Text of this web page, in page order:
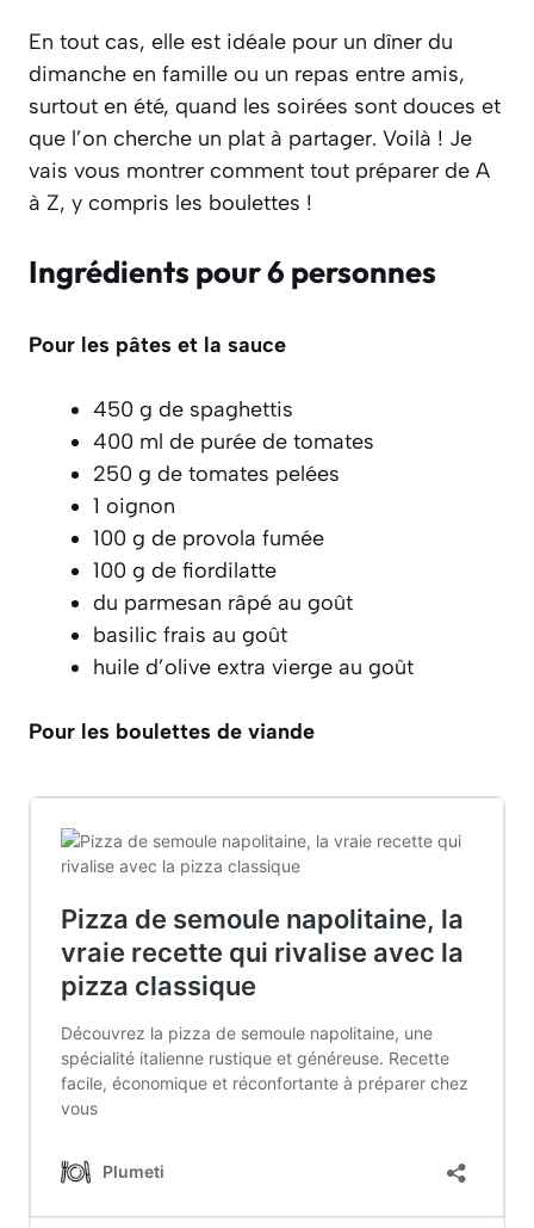
En tout cas, elle est idéale pour un dîner du
dimanche en famille ou un repas entre amis,
surtout en été, quand les soirées sont douces et
que l’on cherche un plat à partager. Voilà ! Je
vais vous montrer comment tout préparer de A
à Z, y compris les boulettes !
Ingrédients pour 6 personnes
Pour les pâtes et la sauce
450 g de spaghettis
400 ml de purée de tomates
250 g de tomates pelées
1 oignon
100 g de provola fumée
100 g de fiordilatte
du parmesan râpé au goût
basilic frais au goût
huile d’olive extra vierge au goût
Pour les boulettes de viande